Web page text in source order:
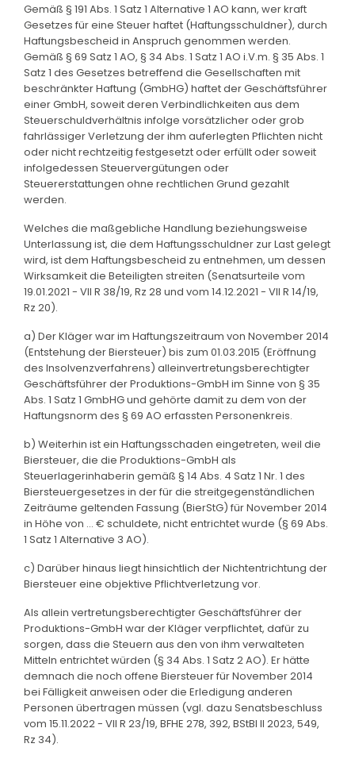
Gemäß § 191 Abs. 1 Satz 1 Alternative 1 AO kann, wer kraft
Gesetzes für eine Steuer haftet (Haftungsschuldner), durch
Haftungsbescheid in Anspruch genommen werden.
Gemäß § 69 Satz 1 AO, § 34 Abs. 1 Satz 1 AO i.V.m. § 35 Abs. 1
Satz 1 des Gesetzes betreffend die Gesellschaften mit
beschränkter Haftung (GmbHG) haftet der Geschäftsführer
einer GmbH, soweit deren Verbindlichkeiten aus dem
Steuerschuldverhältnis infolge vorsätzlicher oder grob
fahrlässiger Verletzung der ihm auferlegten Pflichten nicht
oder nicht rechtzeitig festgesetzt oder erfüllt oder soweit
infolgedessen Steuervergütungen oder
Steuererstattungen ohne rechtlichen Grund gezahlt
werden.
Welches die maßgebliche Handlung beziehungsweise
Unterlassung ist, die dem Haftungsschuldner zur Last gelegt
wird, ist dem Haftungsbescheid zu entnehmen, um dessen
Wirksamkeit die Beteiligten streiten (Senatsurteile vom
19.01.2021 - VII R 38/19, Rz 28 und vom 14.12.2021 - VII R 14/19,
Rz 20).
a) Der Kläger war im Haftungszeitraum von November 2014
(Entstehung der Biersteuer) bis zum 01.03.2015 (Eröffnung
des Insolvenzverfahrens) alleinvertretungsberechtigter
Geschäftsführer der Produktions-GmbH im Sinne von § 35
Abs. 1 Satz 1 GmbHG und gehörte damit zu dem von der
Haftungsnorm des § 69 AO erfassten Personenkreis.
b) Weiterhin ist ein Haftungsschaden eingetreten, weil die
Biersteuer, die die Produktions-GmbH als
Steuerlagerinhaberin gemäß § 14 Abs. 4 Satz 1 Nr. 1 des
Biersteuergesetzes in der für die streitgegenständlichen
Zeiträume geltenden Fassung (BierStG) für November 2014
in Höhe von … € schuldete, nicht entrichtet wurde (§ 69 Abs.
1 Satz 1 Alternative 3 AO).
c) Darüber hinaus liegt hinsichtlich der Nichtentrichtung der
Biersteuer eine objektive Pflichtverletzung vor.
Als allein vertretungsberechtigter Geschäftsführer der
Produktions-GmbH war der Kläger verpflichtet, dafür zu
sorgen, dass die Steuern aus den von ihm verwalteten
Mitteln entrichtet würden (§ 34 Abs. 1 Satz 2 AO). Er hätte
demnach die noch offene Biersteuer für November 2014
bei Fälligkeit anweisen oder die Erledigung anderen
Personen übertragen müssen (vgl. dazu Senatsbeschluss
vom 15.11.2022 - VII R 23/19, BFHE 278, 392, BStBl II 2023, 549,
Rz 34).